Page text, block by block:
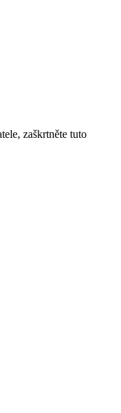
zaškrtněte tuto